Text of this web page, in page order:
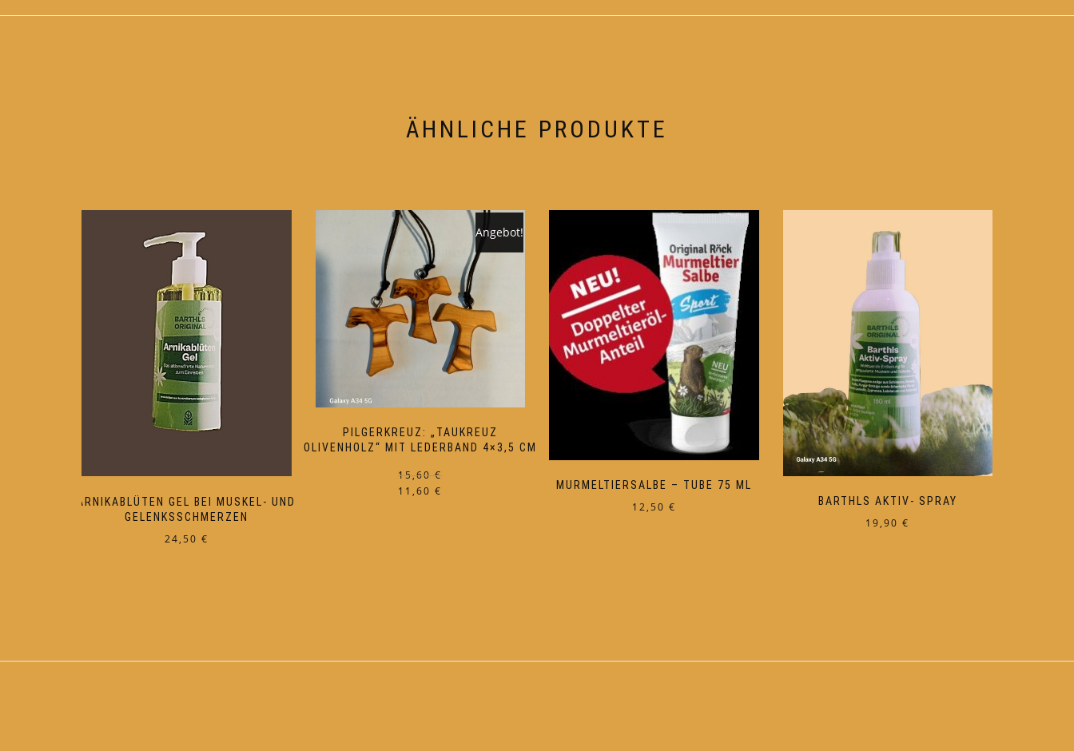
ÄHNLICHE PRODUKTE
ARNIKABLÜTEN GEL BEI MUSKEL- UND
GELENKSSCHMERZEN
24,50 €
PILGERKREUZ: „TAUKREUZ
OLIVENHOLZ“ MIT LEDERBAND 4×3,5 CM
Angebot!
15,60€
Preis
11,60€
Preis
MURMELTIERSALBE – TUBE 75 ML
12,50 € BARTHLS AKTIV- SPRAY
19,90€